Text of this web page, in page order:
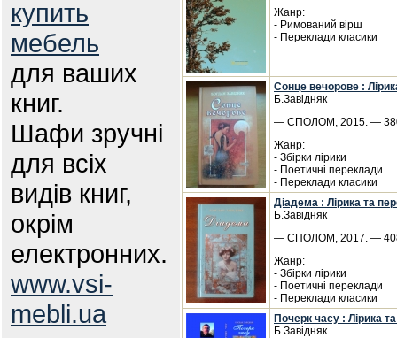
купить
мебель
для ваших
книг.
Шафи зручні
для всіх
видів книг,
окрім
електронних.
www.vsi-
mebli.ua
Жанр:
- Римований вірш
- Переклади класики
Сонце вечорове :
Б.Завідняк
— СПОЛОМ, 2015. —
Жанр:
- Збірки лірики
- Поетичні переклади
- Переклади класики
Діадема : Лірика та
Б.Завідняк
— СПОЛОМ, 2017. —
Жанр:
- Збірки лірики
- Поетичні переклади
- Переклади класики
Почерк часу : Лірика
Б.Завідняк